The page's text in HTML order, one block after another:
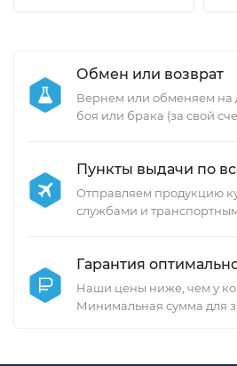
Обмен или возврат
Вернем или обменяем на
боя или брака (за свой
Пункты выдачи по
Отправляем продукцию
службами и
Гарантия
Наши цены ниже, чем у
Минимальная сумма для